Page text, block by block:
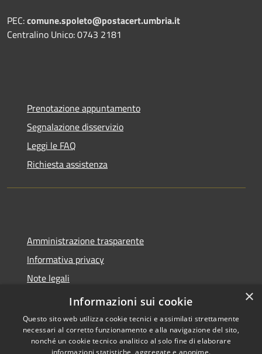
PEC:comune.spoleto@postacert.umbria.it
Centralino Unico: 0743 2181
Prenotazione appuntamento
Segnalazione disservizio
Leggi le FAQ
Richiesta assistenza
Amministrazione trasparente
Informativa privacy
Note legali
Dichiarazione di accessibilità
×
Informazioni sui cookie
Questo sito web utilizza cookie tecnici e assimilati strettamente
necessari al corretto funzionamento e alla navigazione del sito,
nonché un cookie tecnico analitico al solo fine di elaborare
informazioni statistiche, aggregate e anonime.